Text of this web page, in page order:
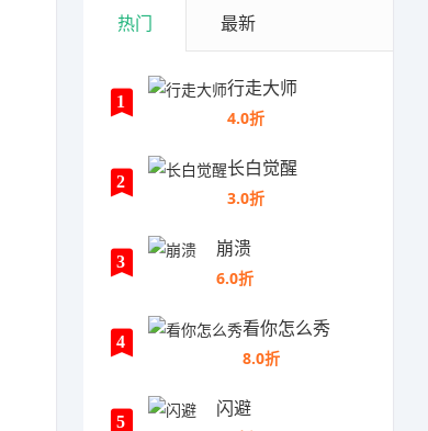
热门 最新
1
行走大师
4.0折
2
长白觉醒
3.0折
3
崩溃
6.0折
4
看你怎么秀
8.0折
5
闪避